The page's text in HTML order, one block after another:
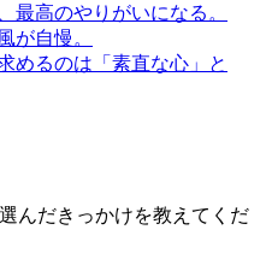
最高のやりがいになる。
が自慢。
めるのは「素直な心」と
んだきっかけを教えてくだ